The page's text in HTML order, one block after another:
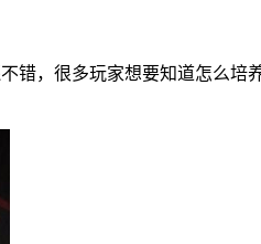
错，很多玩家想要知道怎么培